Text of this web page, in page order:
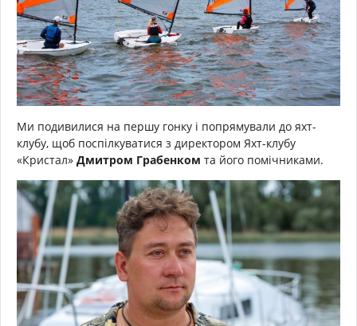
Ми подивилися на першу гонку і попрямували до яхт-
клубу, щоб поспілкуватися з директором Яхт-клубу
«Кристал» Дмитром Грабенком та його помічниками.